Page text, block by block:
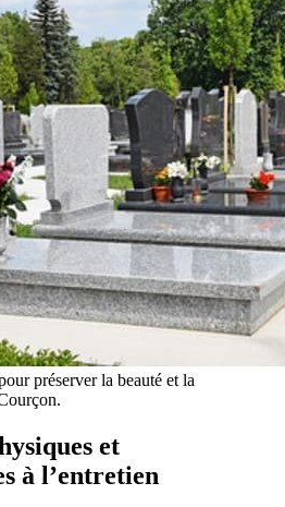
préserver la beauté et la
et
à l’entretien